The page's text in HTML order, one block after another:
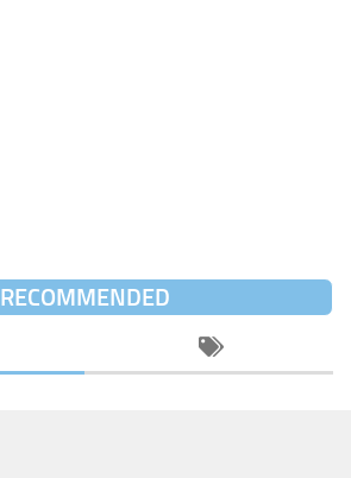
RECOMMENDED